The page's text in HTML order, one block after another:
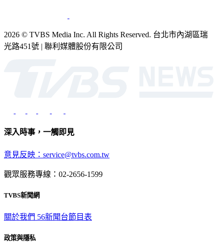
2026 © TVBS Media Inc. All Rights Reserved. 台北市內湖區瑞
光路451號 | 聯利媒體股份有限公司
深入時事，一觸即見
意見反映：service@tvbs.com.tw
觀眾服務專線：02-2656-1599
TVBS新聞網
關於我們 56新聞台節目表
政策與隱私